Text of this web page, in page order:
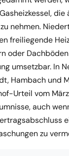
nehmen.
freiliegende
oder
umsetzbar. In
Hambach und
Urteil vom
auch
zu